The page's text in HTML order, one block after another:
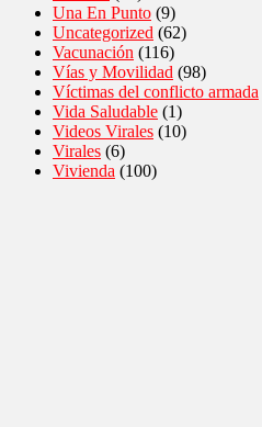
Una En Punto (9)
Uncategorized (62)
Vacunación (116)
Vías y Movilidad (98)
Víctimas del conflicto armada
Vida Saludable (1)
Videos Virales (10)
Virales (6)
Vivienda (100)